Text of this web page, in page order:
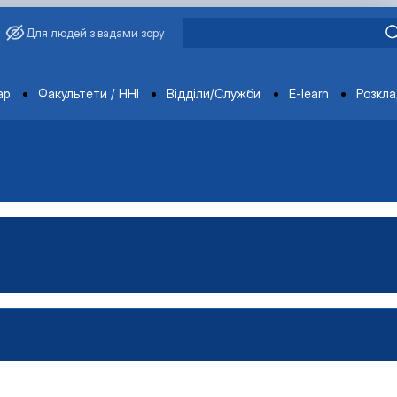
Для людей з вадами зору
Факультети / ННІ Відділи/Служби E-learn